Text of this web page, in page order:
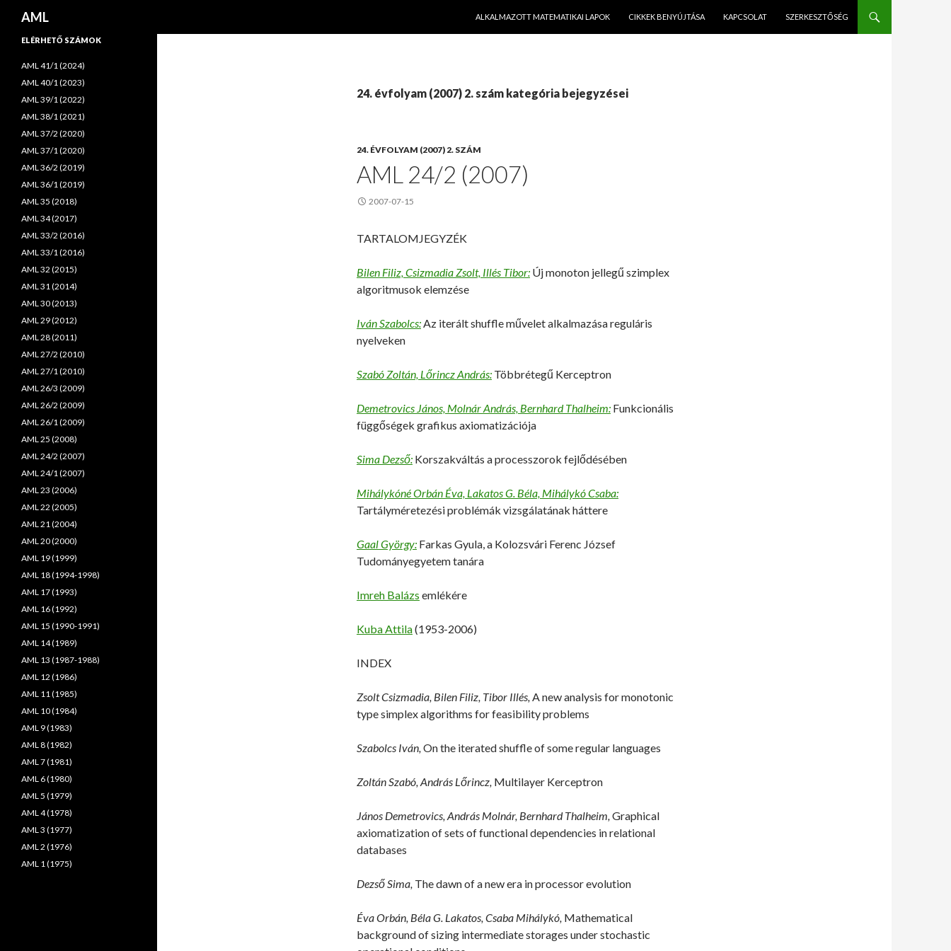
AML
ALKALMAZOTT MATEMATIKAI LAPOK
CIKKEK BENYÚJTÁSA KAPCSOLAT SZERKESZTŐSÉG
24. évfolyam (2007) 2. szám kategória bejegyzései
24. ÉVFOLYAM (2007) 2. SZÁM
AML 24/2 (2007)
2007-07-15
TARTALOMJEGYZÉK
Bilen Filiz, Csizmadia Zsolt, Illés Tibor: Új monoton jellegű szimplex
algoritmusok elemzése
Iván Szabolcs:Az iterált shuffle művelet alkalmazása reguláris
nyelveken
Szabó Zoltán, Lőrincz András: Többrétegű Kerceptron
Demetrovics János, Molnár András, Bernhard Thalheim: Funkcionális
függőségek grafikus axiomatizációja
Sima Dezső: Korszakváltás a processzorok fejlődésében
Mihálykóné Orbán Éva, Lakatos G. Béla, Mihálykó Csaba:
Tartályméretezési problémák vizsgálatának háttere
Gaal György: Farkas Gyula, a Kolozsvári Ferenc József
Tudományegyetem tanára
Imreh Balázs emlékére
Kuba Attila(1953-2006)
INDEX
Zsolt Csizmadia, Bilen Filiz, Tibor Illés, A new analysis for monotonic
type simplex algorithms for feasibility problems
Szabolcs Iván, On the iterated shuffle of some regular languages
Zoltán Szabó, András Lőrincz, Multilayer Kerceptron
János Demetrovics, András Molnár, Bernhard Thalheim, Graphical
axiomatization of sets of functional dependencies in relational
databases
Dezső Sima, The dawn of a new era in processor evolution
Éva Orbán, Béla G. Lakatos, Csaba Mihálykó, Mathematical
background of sizing intermediate storages under stochastic
ELÉRHETŐ SZÁMOK
AML 41/1 (2024)
AML 40/1 (2023)
AML 39/1 (2022)
AML 38/1 (2021)
AML 37/2 (2020)
AML 37/1 (2020)
AML 36/2 (2019)
AML 36/1 (2019)
AML 35 (2018)
AML 34 (2017)
AML 33/2 (2016)
AML 33/1 (2016)
AML 32 (2015)
AML 31 (2014)
AML 30 (2013)
AML 29 (2012)
AML 28 (2011)
AML 27/2 (2010)
AML 27/1 (2010)
AML 26/3 (2009)
AML 26/2 (2009)
AML 26/1 (2009)
AML 25 (2008)
AML 24/2 (2007)
AML 24/1 (2007)
AML 23 (2006)
AML 22 (2005)
AML 21 (2004)
AML 20 (2000)
AML 19 (1999)
AML 18 (1994-1998)
AML 17 (1993)
AML 16 (1992)
AML 15 (1990-1991)
AML 14 (1989)
AML 13 (1987-1988)
AML 12 (1986)
AML 11 (1985)
AML 10 (1984)
AML 9 (1983)
AML 8 (1982)
AML 7 (1981)
AML 6 (1980)
AML 5 (1979)
AML 4 (1978)
AML 3 (1977)
AML 2 (1976)
AML 1 (1975)